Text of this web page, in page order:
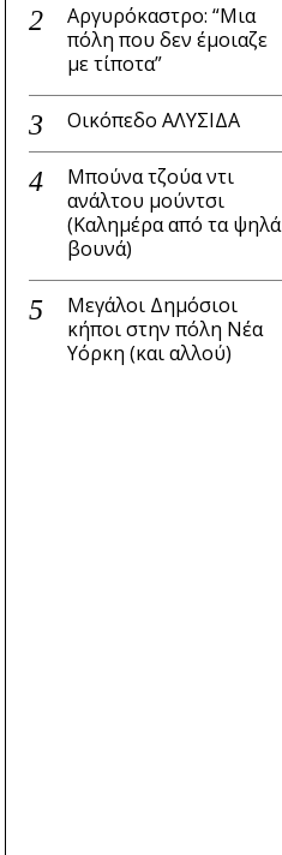
Αργυρόκαστρο: “Μια
πόλη που δεν έμοιαζε
με τίποτα”
Οικόπεδο ΑΛΥΣΙΔΑ
Μπούνα τζούα ντι
ανάλτου μούντσι
(Καλημέρα από τα ψηλά
βουνά)
Μεγάλοι Δημόσιοι
κήποι στην πόλη Νέα
Υόρκη (και αλλού)